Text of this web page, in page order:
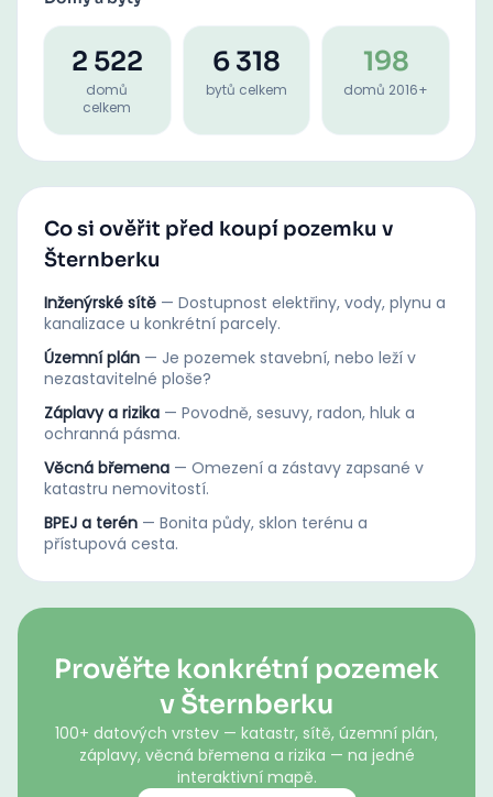
2 522
domů
celkem
6 318
bytů celkem
198
domů 2016+
Co si ověřit před koupí pozemku v
Šternberku
Inženýrské sítě — Dostupnost elektřiny, vody, plynu a
kanalizace u konkrétní parcely.
Územní plán — Je pozemek stavební, nebo leží v
nezastavitelné ploše?
Záplavy a rizika — Povodně, sesuvy, radon, hluk a
ochranná pásma.
Věcná břemena — Omezení a zástavy zapsané v
katastru nemovitostí.
BPEJ a terén — Bonita půdy, sklon terénu a
přístupová cesta.
Prověřte konkrétní pozemek
v Šternberku
100+ datových vrstev — katastr, sítě, územní plán,
záplavy, věcná břemena a rizika — na jedné
interaktivní mapě.